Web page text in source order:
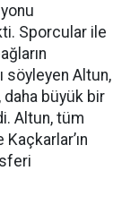
Sporcular ile
söyleyen Altun,
daha büyük bir
Altun, tüm